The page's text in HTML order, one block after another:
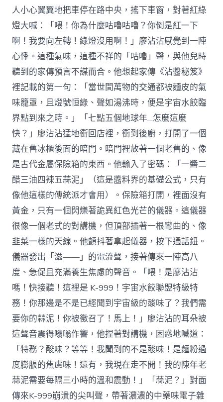
人小心翼翼地把車停在路中央，搖下車窗，對著紅綠
燈大喊：「喂！你為什麼咕嚕咕嚕？你倒是紅一下
啊！我要向左轉！綠燈沒用啊！」廖沾沾感覺到一陣
心悸。這種氣味，這種不祥的「咕嚕」聲，與他兒時
聽到的家傳預言不謀而合。他想起家傳《沾醬秘笈》
裡記載的第一句：「當世間萬物的交通都被麵皮的氣
味籠罩，且燈號恒綠、聲如湯沸時，便是宇宙水餃臨
界點到來之時。」「七點五個地球年…怎麼這麼
快？」廖沾沾猛地衝回店裡，衝到後廚，打開了一個
藏在舊冰櫃後面的暗門。暗門裡放著一個老舊的、像
是古代金屬保險箱的東西。他輸入了密碼：「一醬二
醋三油四辣五蒜泥」（這是醬料界的基礎公式，只有
像他這樣的傳統派才會用）。保險箱打開，裡面沒有
黃金，只有一個閃爍著詭異紅色光芒的儀器。這儀器
很像一個老式的對講機，但頂部插著一根彎曲的、像
韭菜一樣的天線。他顫抖著拿起儀器，按下通話鈕。
儀器發出「滋——」的電流聲，接著傳來一陣高八
度、急促且充滿養生焦慮的聲音。「喂！是廖沾沾
嗎！快接聽！這裡是 K-999！宇宙水餃聯盟特級特
務！你那邊是不是已經聞到宇宙級的酸味了？我們需
要你的蒜泥！你被徵召了！馬上！」廖沾沾的耳朵被
這聲音震得嗡嗡作響，他捏著對講機，困惑地喊道：
「特務？酸味？等等！我聞到的不是酸味！是麵粉過
度膨脹的焦慮味！還有，我現在走不開！我的陳年老
蒜泥需要每隔三小時的溫和震動！」「蒜泥？」對面
傳來K-999崩潰的尖叫聲，帶著濃濃的中藥味電子雜